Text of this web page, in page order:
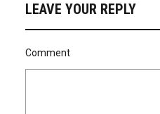
LEAVE YOUR REPLY
Comment